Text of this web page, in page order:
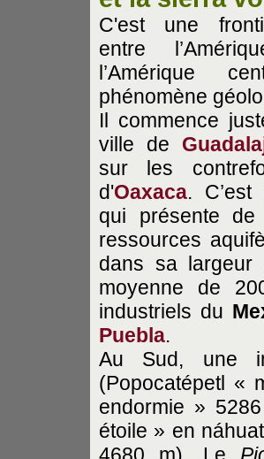
C'est une
entre
l’Amérique
phénomène
Il commence
ville de
sur les
d'Oaxaca.
qui présente
ressources
dans sa largeur
moyenne de
industriels du
Puebla.
Au Sud, une
(Popocatépetl «
endormie »
étoile » en